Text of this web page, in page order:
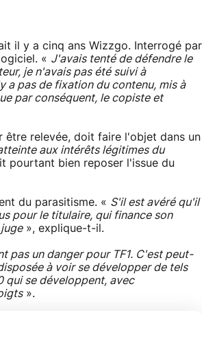
il y a cinq ans Wizzgo. Interrogé par
« J'avais tenté de défendre le
je n'avais pas été suivi à
a pas de fixation du contenu, mis à
par conséquent, le copiste et
être relevée, doit faire l'objet dans un
aux intérêts légitimes du
pourtant bien reposer l'issue du
du parasitisme. « S'il est avéré qu'il
pour le titulaire, qui finance son
», explique-t-il.
pas un danger pour TF1. C'est peut-
à voir se développer de tels
qui se développent, avec
».